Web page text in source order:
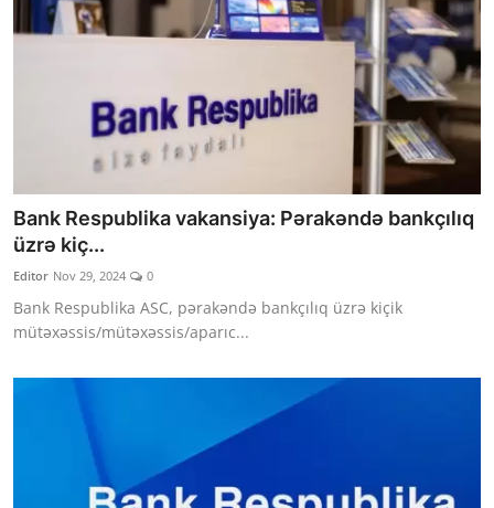
Bank Respublika vakansiya: Pərakəndə bankçılıq
üzrə kiç...
Editor Nov 29, 2024 0
Bank Respublika ASC, pərakəndə bankçılıq üzrə kiçik
mütəxəssis/mütəxəssis/aparıc...